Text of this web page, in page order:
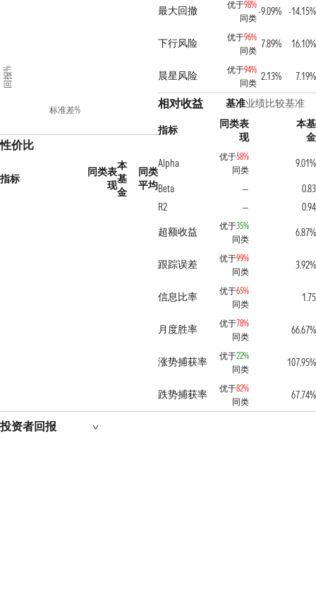
标准差%
回报%
性价比
指标
同类表
现
本
基
金
同类
平均
最大回撤 优于98%
同类
-9.09% -14.15%
下行风险 优于96%
同类
7.89% 16.10%
晨星风险 优于94%
同类
2.13% 7.19%
相对收益 基准业绩比较基准
指标
同类表
现
本基
金
Alpha
优于58%
同类
9.01%
Beta
—
0.83
R2
—
0.94
超额收益
优于35%
同类
6.87%
跟踪误差 优于99%
同类
3.92%
信息比率 优于65%
同类
1.75
月度胜率 优于78%
同类
66.67%
涨势捕获率 优于22%
同类
107.95%
跌势捕获率 优于82%
同类
67.74%
投资者回报